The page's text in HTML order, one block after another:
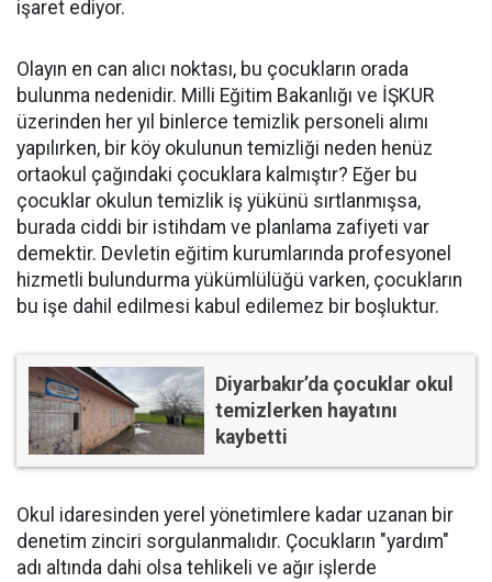
işaret ediyor.
Olayın en can alıcı noktası, bu çocukların orada
bulunma nedenidir. Milli Eğitim Bakanlığı ve İŞKUR
üzerinden her yıl binlerce temizlik personeli alımı
yapılırken, bir köy okulunun temizliği neden henüz
ortaokul çağındaki çocuklara kalmıştır? Eğer bu
çocuklar okulun temizlik iş yükünü sırtlanmışsa,
burada ciddi bir istihdam ve planlama zafiyeti var
demektir. Devletin eğitim kurumlarında profesyonel
hizmetli bulundurma yükümlülüğü varken, çocukların
bu işe dahil edilmesi kabul edilemez bir boşluktur.
Diyarbakır’da çocuklar okul
temizlerken hayatını
kaybetti
Okul idaresinden yerel yönetimlere kadar uzanan bir
denetim zinciri sorgulanmalıdır. Çocukların "yardım"
adı altında dahi olsa tehlikeli ve ağır işlerde